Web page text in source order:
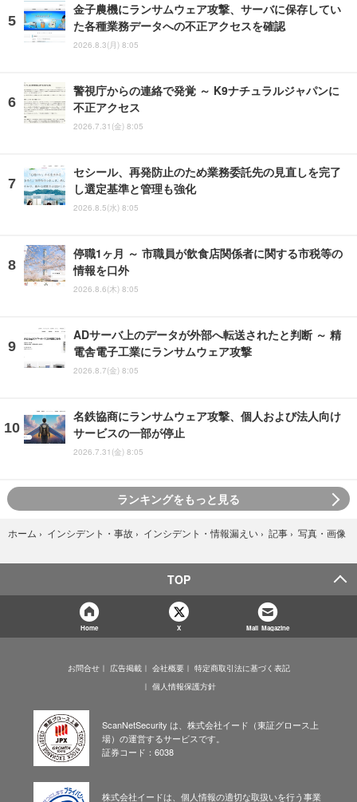
金子農機にランサムウェア攻撃、サーバに保存してい
た各種業務データへの不正アクセスを確認
2026.8.3(月) 8:05
警視庁からの連絡で発覚 ～ K9ナチュラルジャパンに
不正アクセス
2026.7.31(金) 8:05
セシール、再発防止のため業務委託先の見直しを完了
し選定基準と管理も強化
2026.8.5(水) 8:05
停職1ヶ月 ～ 市職員が飲食店関係者に関する市税等の
情報を口外
2026.8.6(木) 8:05
ADサーバ上のデータが外部へ転送されたと判断 ～ 精
電舎電子工業にランサムウェア攻撃
2026.8.7(金) 8:05
名鉄協商にランサムウェア攻撃、個人および法人向け
サービスの一部が停止
2026.7.31(金) 8:05
ランキングをもっと見る
ホーム › インシデント・事故 › インシデント・情報漏えい › 記事 › 写真・画像
TOP
Home X Mail Magazine
お問合せ 広告掲載 会社概要
特定商取引法に基づく表記
個人情報保護方針
ScanNetSecurity は、株式会社イード（東証グロース上
場）の運営するサービスです。
証券コード：6038
株式会社イードは、個人情報の適切な取扱いを行う事業